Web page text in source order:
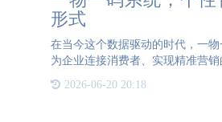
形式
在当今这个数据驱动的时代，一
为企业连接消费者、实现精准营
新技术通过在每个产品上赋予独一
仅为商品赋予了“身份证”，更开启
2026-06-20 20:18